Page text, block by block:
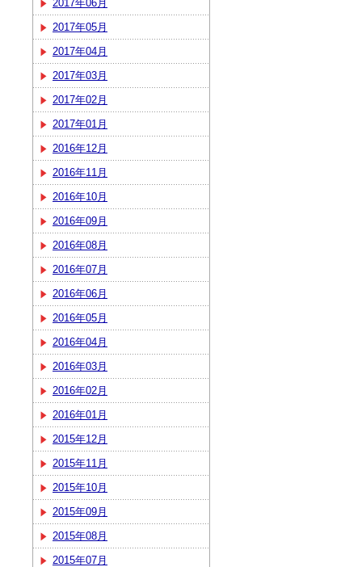
2017年06月
2017年05月
2017年04月
2017年03月
2017年02月
2017年01月
2016年12月
2016年11月
2016年10月
2016年09月
2016年08月
2016年07月
2016年06月
2016年05月
2016年04月
2016年03月
2016年02月
2016年01月
2015年12月
2015年11月
2015年10月
2015年09月
2015年08月
2015年07月